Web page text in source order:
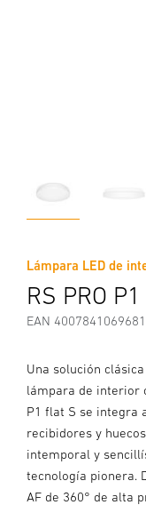
Lámpara LED de
RS PRO
EAN 4007841069681
Una solución
lámpara de interior
P1 flat S se integra
recibidores y
intemporal y
tecnología pionera.
AF de 360° de alta